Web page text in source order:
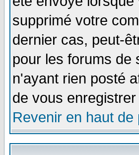
supprimé votre
dernier cas, peut-
pour les forums de
n'ayant rien posté
de vous
Revenir en haut de